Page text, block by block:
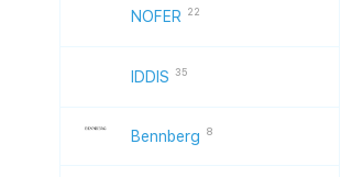
NOFER 22
IDDIS 35
Bennberg 8